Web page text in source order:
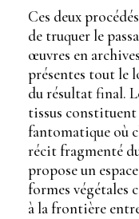
Ces deux
de truquer le
œuvres en
présentes tout le
du résultat final.
tissus
fantomatique où
récit fragmenté
propose un
formes végétales
à la frontière